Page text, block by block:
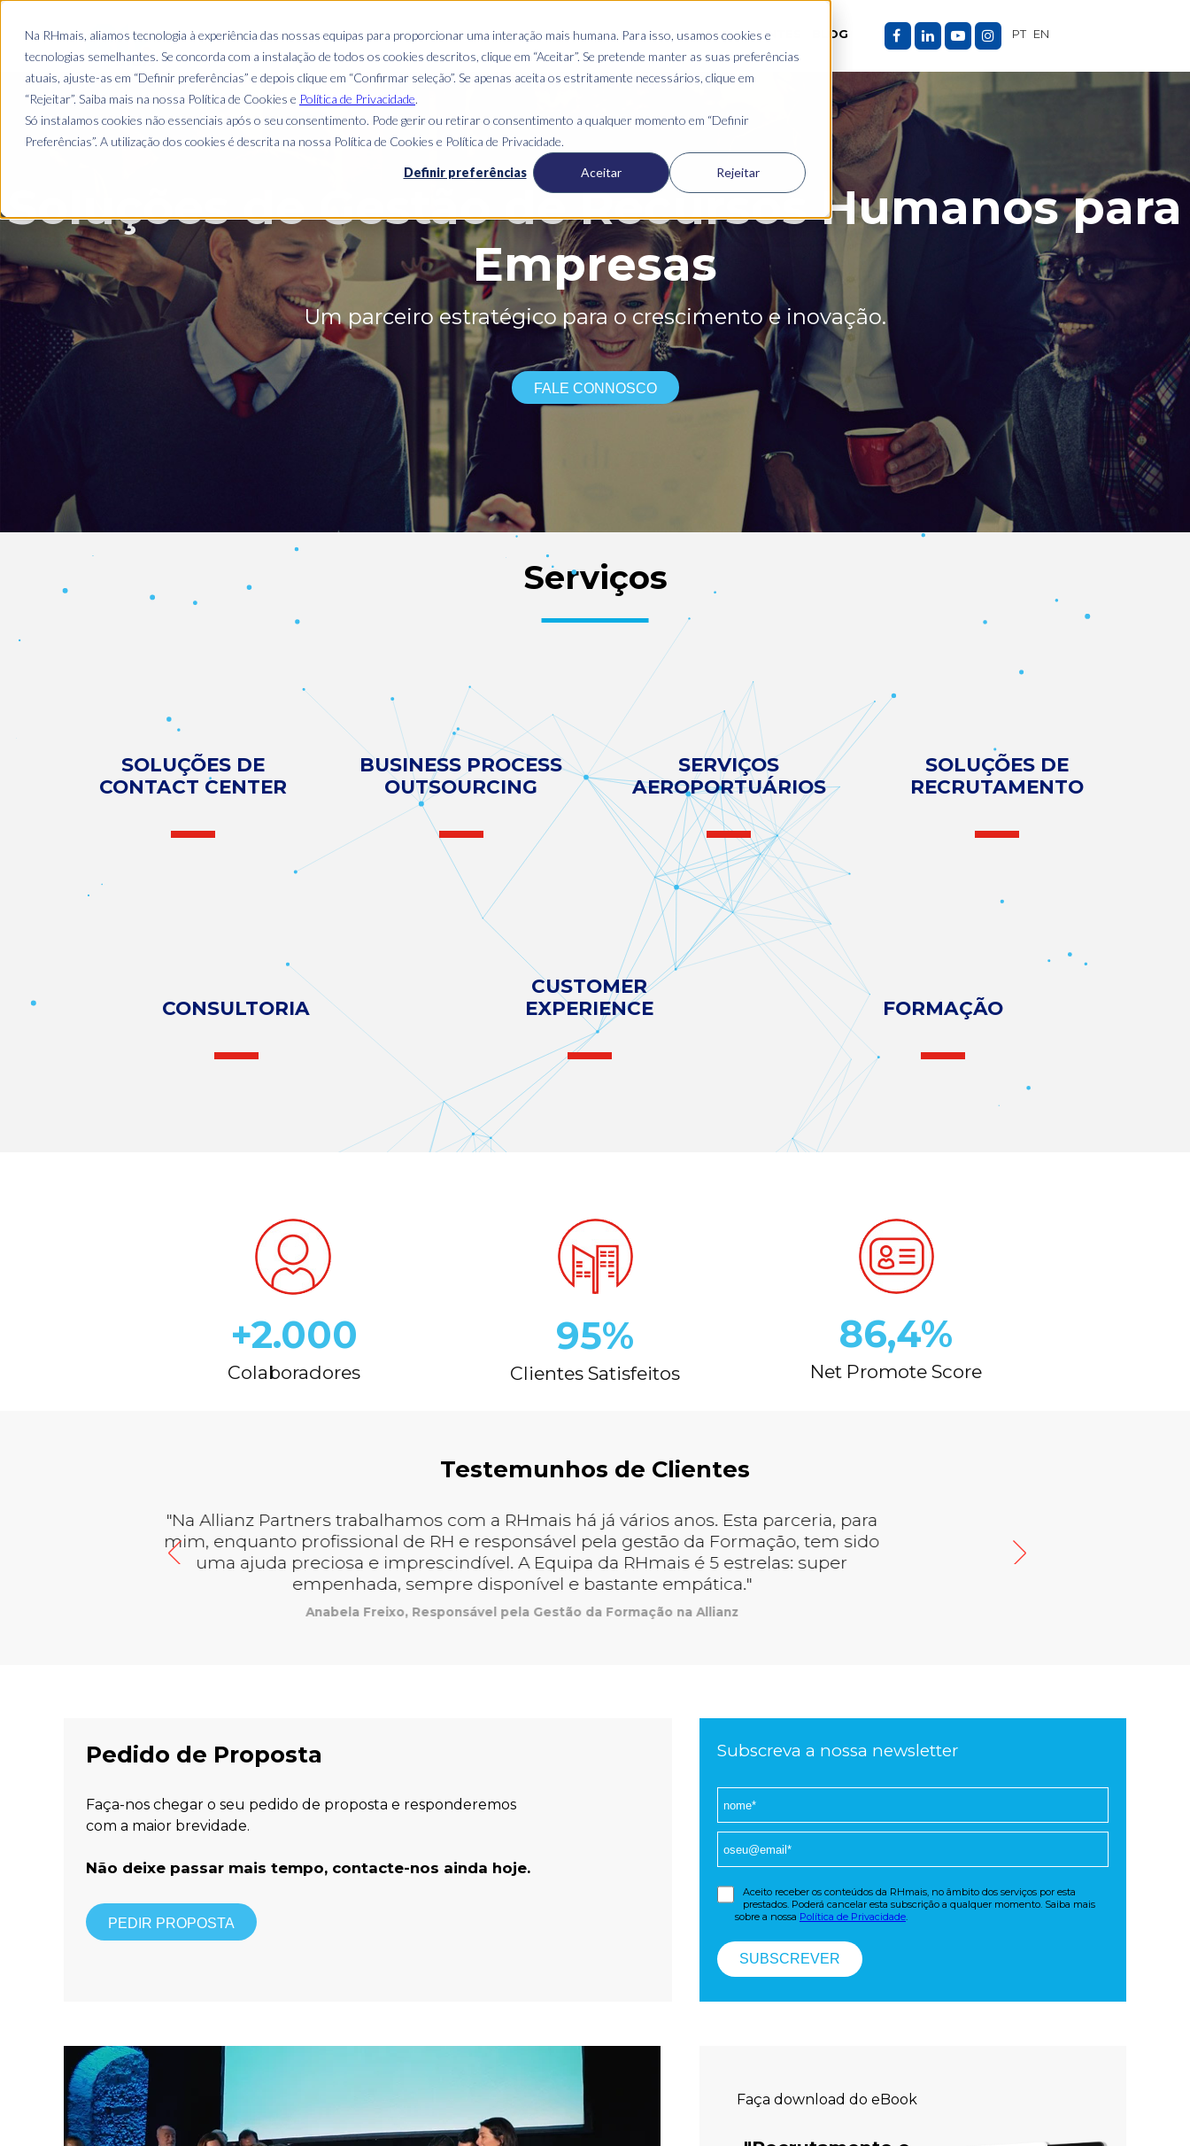
Na RHmais, aliamos tecnologia à experiência das nossas equipas para proporcionar uma interação mais humana. Para isso, usamos cookies e
tecnologias semelhantes. Se concorda com a instalação de todos os cookies descritos, clique em “Aceitar”. Se pretende manter as suas preferências
atuais, ajuste-as em “Definir preferências” e depois clique em “Confirmar seleção”. Se apenas aceita os estritamente necessários, clique em
“Rejeitar”. Saiba mais na nossa Política de Cookies e Política de Privacidade.
Só instalamos cookies não essenciais após o seu consentimento. Pode gerir ou retirar o consentimento a qualquer momento em “Definir
Preferências”. A utilização dos cookies é descrita na nossa Política de Cookies e Política de Privacidade.
Definir preferências Aceitar Rejeitar
EMPRESAS QUEM SOMOS O QUE FAZEMOS ONDE ESTAMOS CLIENTES BLOG PT EN
Soluções de Gestão de Recursos Humanos para
Empresas
Um parceiro estratégico para o crescimento e inovação.
FALE CONNOSCO
Serviços
SOLUÇÕES DE
CONTACT CENTER
BUSINESS PROCESS
OUTSOURCING
SERVIÇOS
AEROPORTUÁRIOS
SOLUÇÕES DE
RECRUTAMENTO
CONSULTORIA
CUSTOMER
EXPERIENCE
FORMAÇÃO
+2.000
Colaboradores
95%
Clientes Satisfeitos
86,4%
Net Promote Score
Testemunhos de Clientes
" A RHmais é um parceiro que acredita, que se foca, que realiza, juntamente com o
cliente, e que partilha das mesmas aspirações e faz delas a sua maneira de estar, e faz-
nos acreditar que estamos num único caminho."
Marisa Lima, Manager Empresarial na Vodafone
com a maior brevidade.
PEDIR PROPOSTA
sobre a nossaPolítica de Privacidade.